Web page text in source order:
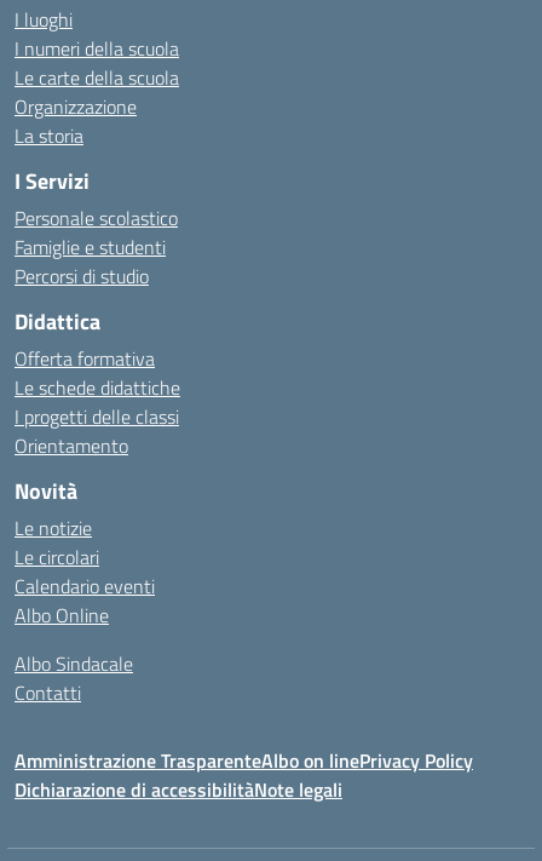
I luoghi
I numeri della scuola
Le carte della scuola
Organizzazione
La storia
I Servizi
Personale scolastico
Famiglie e studenti
Percorsi di studio
Didattica
Offerta formativa
Le schede didattiche
I progetti delle classi
Orientamento
Novità
Le notizie
Le circolari
Calendario eventi
Albo Online
Albo Sindacale
Contatti
Amministrazione TrasparenteAlbo on linePrivacy Policy
Dichiarazione di accessibilitàNote legali